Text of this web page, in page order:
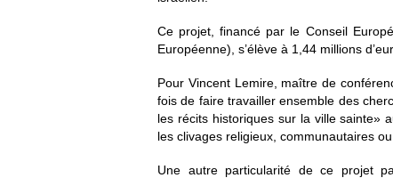
Ce projet, financé par le Conseil
Européenne), s’élève à 1,44 millions
Pour Vincent Lemire, maître de
fois de faire travailler ensemble des
les récits historiques sur la ville sainte»
les clivages religieux, communautaires
Une autre particularité de ce projet